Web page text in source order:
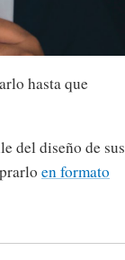
hasta que
del diseño de sus
en formato